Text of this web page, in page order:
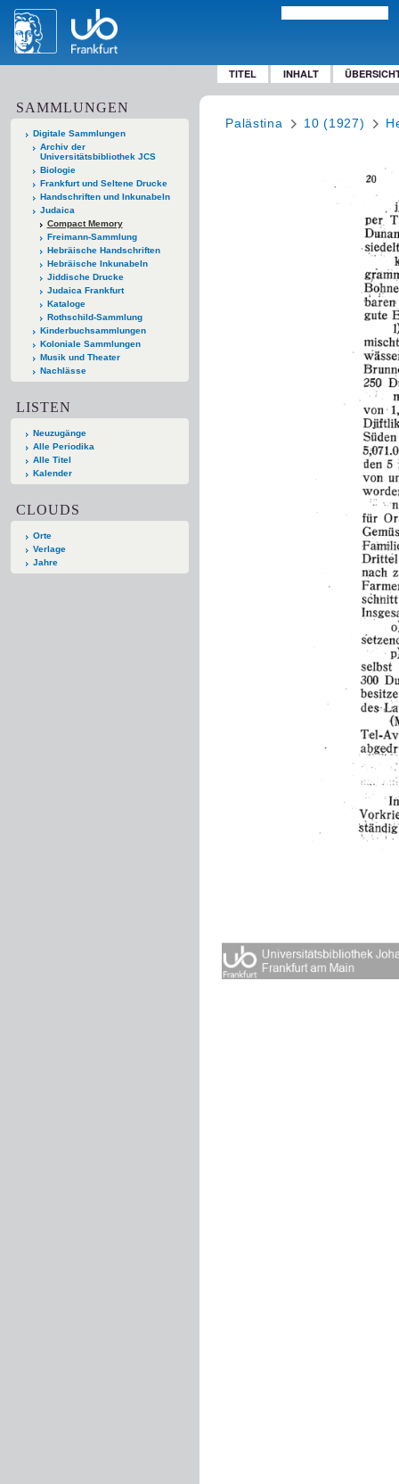
TITEL INHALT
SAMMLUNGEN
Digitale Sammlungen
Archiv der
Universitätsbibliothek JCS
Biologie
Frankfurt und Seltene Drucke
Handschriften und Inkunabeln
Judaica
Compact Memory
Freimann-Sammlung
Hebräische Handschriften
Hebräische Inkunabeln
Jiddische Drucke
Judaica Frankfurt
Kataloge
Rothschild-Sammlung
Kinderbuchsammlungen
Koloniale Sammlungen
Musik und Theater
Nachlässe
LISTEN
Neuzugänge
Alle Periodika
Alle Titel
Kalender
CLOUDS
Orte
Verlage
Jahre
Palästina 10 (1927)